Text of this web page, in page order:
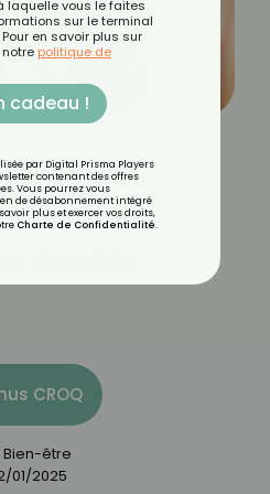
de
double
CROQ
Bien-être
01/2025
laquelle vous le faites
sur le terminal
en savoir plus sur
politique de
cadeau !
par Digital Prisma Players
contenant des offres
Vous pourrez vous
de désabonnement intégré
plus et exercer vos droits,
Charte de Confidentialité.